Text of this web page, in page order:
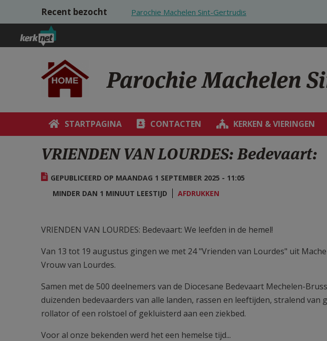
Overslaan en naar de inhoud gaan
Recent bezocht Parochie Machelen Sint-Gertrudis
Parochie Machelen
STARTPAGINA CONTACTEN KERKEN & VIERINGEN
VRIENDEN VAN LOURDES: Bedevaart:
GEPUBLICEERD OP MAANDAG 1 SEPTEMBER 2025 - 11:05
MINDER DAN 1 MINUUT LEESTIJD
AFDRUKKEN
VRIENDEN VAN LOURDES: Bedevaart: We leefden in de hemel!
Van 13 tot 19 augustus gingen we met 24 "Vrienden van Lourdes" uit
Vrouw van Lourdes.
Samen met de 500 deelnemers van de Diocesane Bedevaart Mechelen-
duizenden bedevaarders van alle landen, rassen en leeftijden, stralend van
rollator of een rolstoel of gekluisterd aan een ziekbed.
Voor al onze bekenden werd het een hemelse tijd...